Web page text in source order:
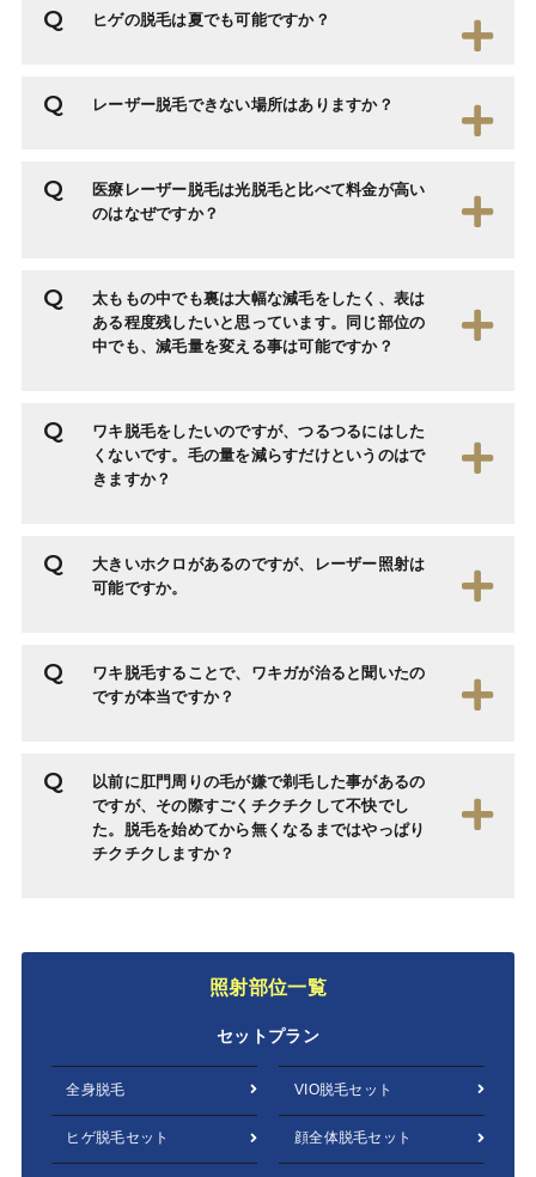
ヒゲの脱毛は夏でも可能ですか？
レーザー脱毛できない場所はありますか？
医療レーザー脱毛は光脱毛と比べて料金が高い
のはなぜですか？
太ももの中でも裏は大幅な減毛をしたく、表は
ある程度残したいと思っています。同じ部位の
中でも、減毛量を変える事は可能ですか？
ワキ脱毛をしたいのですが、つるつるにはした
くないです。毛の量を減らすだけというのはで
きますか？
大きいホクロがあるのですが、レーザー照射は
可能ですか。
ワキ脱毛することで、ワキガが治ると聞いたの
ですが本当ですか？
以前に肛門周りの毛が嫌で剃毛した事があるの
ですが、その際すごくチクチクして不快でし
た。脱毛を始めてから無くなるまではやっぱり
チクチクしますか？
照射部位一覧
セットプラン
全身脱毛 VIO脱毛セット
ヒゲ脱毛セット 顔全体脱毛セット